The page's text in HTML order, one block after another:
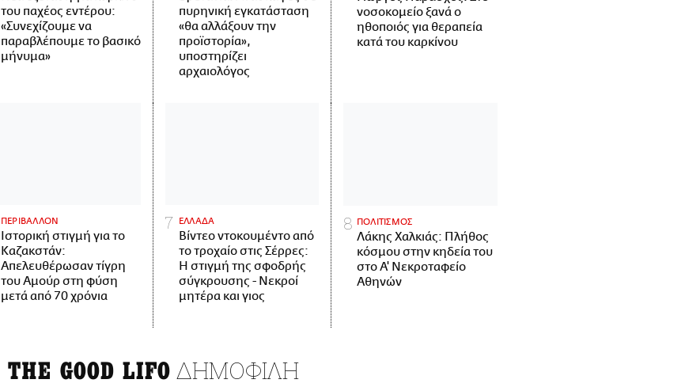
του παχέος εντέρου:
«Συνεχίζουμε να
παραβλέπουμε το βασικό
μήνυμα»
πυρηνική εγκατάσταση
«θα αλλάξουν την
προϊστορία»,
υποστηρίζει
αρχαιολόγος
νοσοκομείο ξανά ο
ηθοποιός για θεραπεία
κατά του καρκίνου
ΠΕΡΙΒΑΛΛΟΝ
Ιστορική στιγμή για το
Καζακστάν:
Απελευθέρωσαν τίγρη
του Αμούρ στη φύση
μετά από 70 χρόνια
ΕΛΛΑΔΑ
Βίντεο ντοκουμέντο από
το τροχαίο στις Σέρρες:
Η στιγμή της σφοδρής
σύγκρουσης - Νεκροί
μητέρα και γιος
ΠΟΛΙΤΙΣΜΟΣ
Λάκης Χαλκιάς: Πλήθος
κόσμου στην κηδεία του
στο Α' Νεκροταφείο
Αθηνών
THE GOOD LIFO ΔΗΜΟΦΙΛΗ